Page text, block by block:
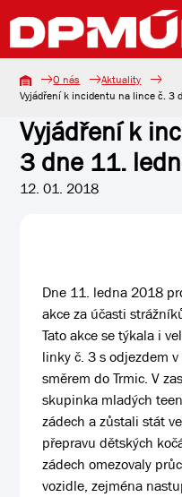
O nás
Aktuality
Vyjádření k incidentu na lince č. 3
Vyjádření k
3 dne 11.
12. 01. 2018
Dne 11. ledna 2018
akce za účasti
Tato akce se týkala i
linky č. 3 s odjezdem
směrem do Trmic. V
skupinka mladých
zádech a zůstali stát
přepravu dětských
zádech omezovaly
vozidle, zejména